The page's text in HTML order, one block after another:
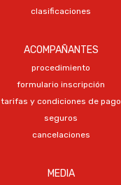
clasificaciones
ACOMPAÑANTES
procedimiento
formulario inscripción
tarifas y condiciones de pago
seguros
cancelaciones
MEDIA